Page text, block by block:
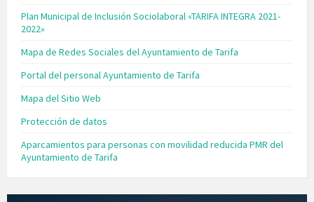
Plan Municipal de Inclusión Sociolaboral «TARIFA INTEGRA 2021-
2022»
Mapa de Redes Sociales del Ayuntamiento de Tarifa
Portal del personal Ayuntamiento de Tarifa
Mapa del Sitio Web
Protección de datos
Aparcamientos para personas con movilidad reducida PMR del
Ayuntamiento de Tarifa